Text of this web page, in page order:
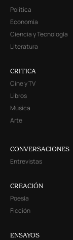
Política
Economía
Ciencia y Tecnología
Literatura
CRITICA
Cine y TV
Libros
Música
Arte
CONVERSACIONES
Entrevistas
CREACIÓN
Poesía
Ficción
ENSAYOS